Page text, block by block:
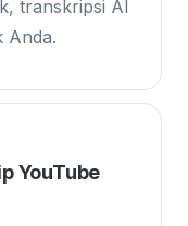
transkripsi AI
Anda.
YouTube